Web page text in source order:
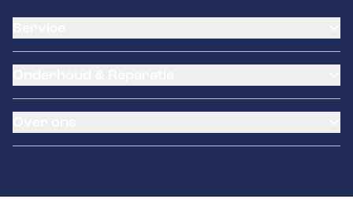
Banden service
Pechhulp
Schade en reparatie